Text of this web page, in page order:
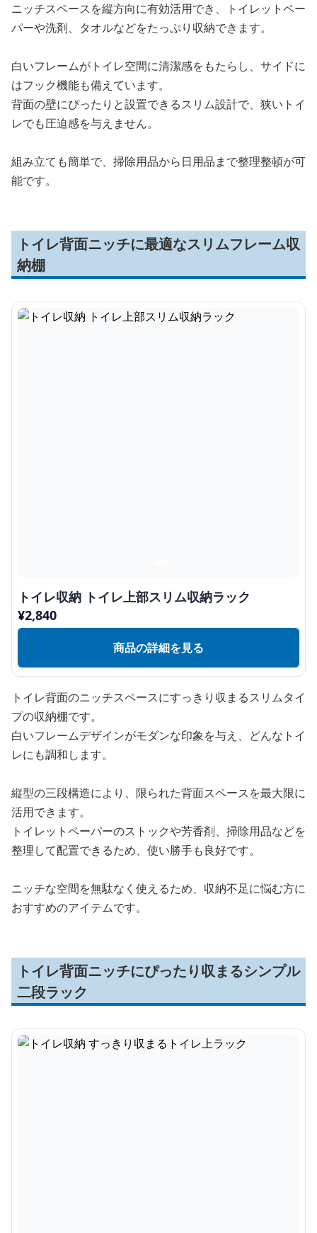
ニッチスペースを縦方向に有効活用でき、トイレットペー
パーや洗剤、タオルなどをたっぷり収納できます。
白いフレームがトイレ空間に清潔感をもたらし、サイドに
はフック機能も備えています。
背面の壁にぴったりと設置できるスリム設計で、狭いトイ
レでも圧迫感を与えません。
組み立ても簡単で、掃除用品から日用品まで整理整頓が可
能です。
トイレ背面ニッチに最適なスリムフレーム収
納棚
トイレ収納 トイレ上部スリム収納ラック
¥2,840
商品の詳細を見る
トイレ背面のニッチスペースにすっきり収まるスリムタイ
プの収納棚です。
白いフレームデザインがモダンな印象を与え、どんなトイ
レにも調和します。
縦型の三段構造により、限られた背面スペースを最大限に
活用できます。
トイレットペーパーのストックや芳香剤、掃除用品などを
整理して配置できるため、使い勝手も良好です。
ニッチな空間を無駄なく使えるため、収納不足に悩む方に
おすすめのアイテムです。
トイレ背面ニッチにぴったり収まるシンプル
二段ラック